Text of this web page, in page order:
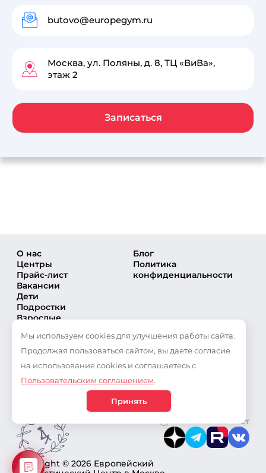
butovo@europegym.ru
Москва, ул. Поляны, д. 8, ТЦ «ВиВа»,
этаж 2
Записаться
О нас
Центры
Прайс-лист
Вакансии
Дети
Подростки
Взрослые
Секции
Тренеры
Частые вопросы
Новости
Блог
Политика
конфиденциальности
Личный кабинет
Copyright © 2026 Европейский
Мы используем cookies для улучшения работы сайта.
Продолжая пользоваться сайтом, вы даете согласие
на использование cookies и соглашаетесь с
Пользовательским соглашением.
Принять